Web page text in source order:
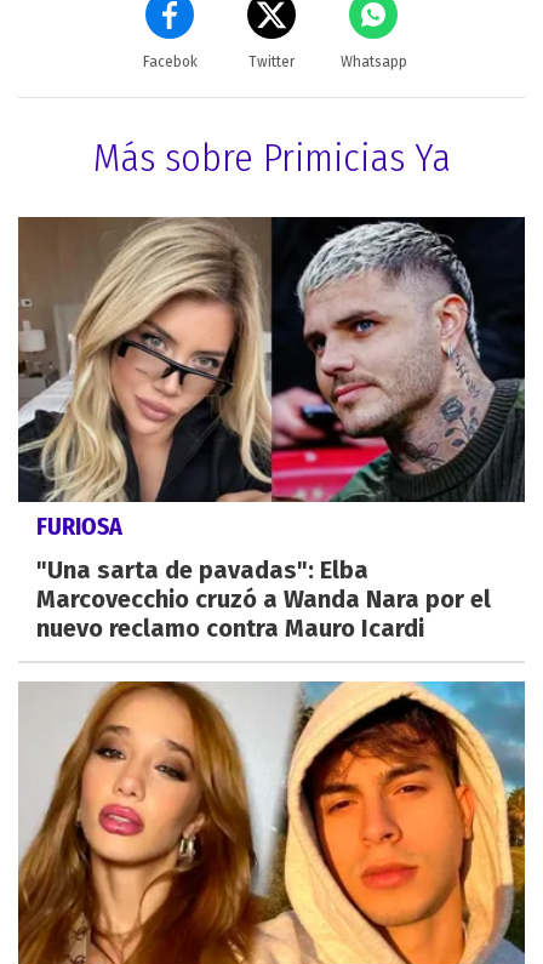
Facebok Twitter Whatsapp
Más sobre Primicias Ya
FURIOSA
"Una sarta de pavadas": Elba
Marcovecchio cruzó a Wanda Nara por el
nuevo reclamo contra Mauro Icardi